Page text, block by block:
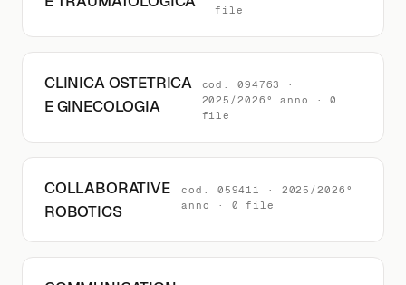
file
CLINICA OSTETRICA
E GINECOLOGIA
cod. 094763 ·
2025/2026° anno · 0
file
COLLABORATIVE
ROBOTICS
cod. 059411 · 2025/2026°
anno · 0 file